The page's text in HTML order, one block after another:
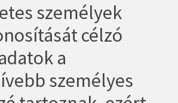
személyek
célzó
a
személyes